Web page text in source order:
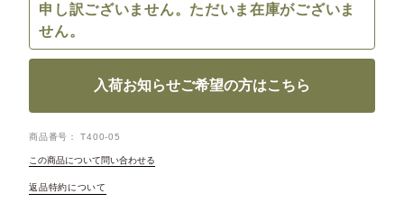
申し訳ございません。ただいま在庫がございま
せん。
入荷お知らせご希望の方はこちら
商品番号 T400-05
この商品について問い合わせる
返品特約について